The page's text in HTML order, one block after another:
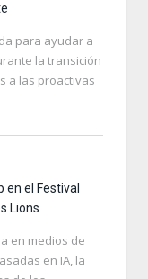
para ayudar a
la transición
a las proactivas
en el Festival
Lions
en medios de
en IA, la